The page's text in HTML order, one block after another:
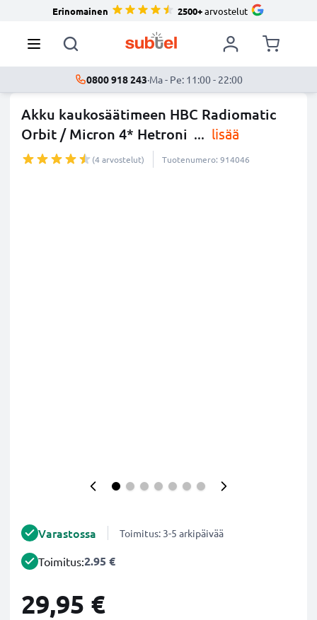
Erinomainen 2500+arvostelut
0800 918 243·Ma - Pe: 11:00 - 22:00
Akku kaukosäätimeen HBC Radiomatic
Orbit / Micron 4* Hetroni ... lisää
(4 arvostelut) Tuotenumero: 914046
Varastossa Toimitus: 3-5 arkipäivää
Toimitus:2.95 €
29,95 €